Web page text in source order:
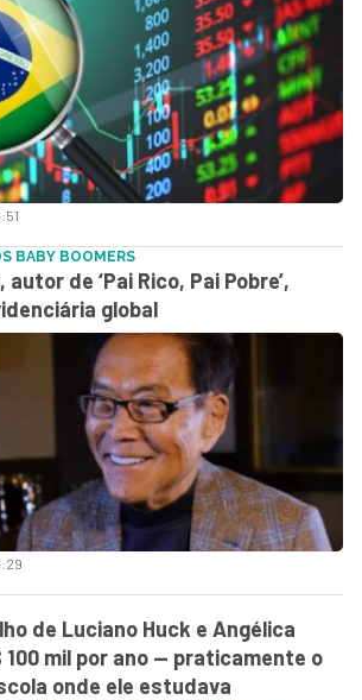
BABY BOOMERS
de ‘Pai Rico, Pai Pobre’,
global
de Luciano Huck e Angélica
mil por ano — praticamente o
onde ele estudava